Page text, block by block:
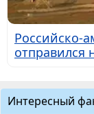
Российско-
отправился
Интересный